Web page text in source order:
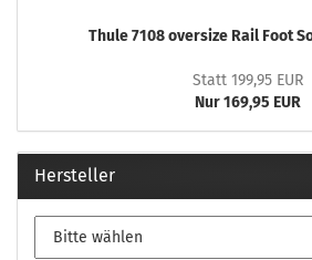
Thule 7108 oversize Rail Foot
Statt 199,95 EUR
Nur 169,95 EUR
Hersteller